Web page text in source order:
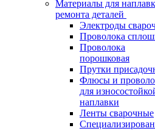
Материалы для
ремонта деталей
Электроды
Проволока
Проволока
порошковая
Прутки
Флюсы и
для
наплавки
Ленты сварочные